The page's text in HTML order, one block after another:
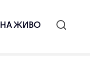
НА ЖИВО